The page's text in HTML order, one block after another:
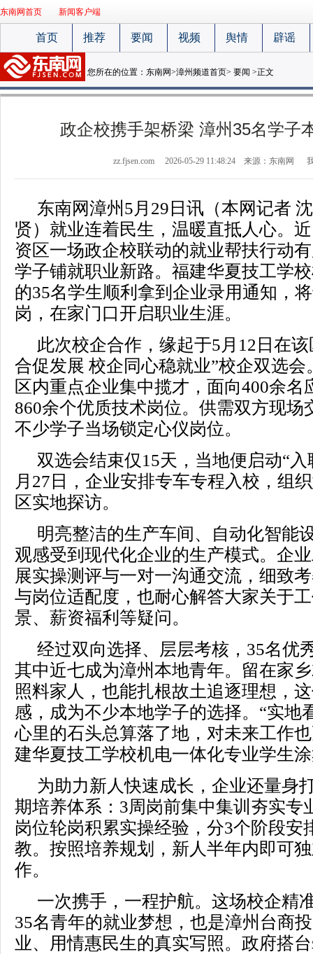
东南网首页 新闻客户端
首页 推荐 要闻 视频 舆情 辟谣
您所在的位置： 东南网>漳州频道首页> 要闻 >正文
政企校携手架桥梁 漳州35名学子
zz.fjsen.com 2026-05-29 11:48:24 来源：东南网
东南网漳州5月29日讯（本网记者
贤）就业连着民生，温暖直抵人心。
资区一场政企校联动的就业帮扶行动
学子铺就职业新路。福建华夏技工学
的35名学生顺利拿到企业录用通知，
岗，在家门口开启职业生涯。
此次校企合作，缘起于5月12日在
合促发展 校企同心稳就业”校企双选会
区内重点企业集中揽才，面向400余名
860余个优质技术岗位。供需双方现场
不少学子当场锁定心仪岗位。
双选会结束仅15天，当地便启动“
月27日，企业安排专车专程入校，组
区实地探访。
明亮整洁的生产车间、自动化智能
观感受到现代化企业的生产模式。企
展实操测评与一对一沟通交流，细致
与岗位适配度，也耐心解答大家关于
景、薪资福利等疑问。
经过双向选择、层层考核，35名优
其中近七成为漳州本地青年。留在家
照料家人，也能扎根故土追逐理想，
感，成为不少本地学子的选择。“实地
心里的石头总算落了地，对未来工作
建华夏技工学校机电一体化专业学生
为助力新人快速成长，企业还量身
期培养体系：3周岗前集中集训夯实专
岗位轮岗积累实操经验，分3个阶段安
教。按照培养规划，新人半年内即可
作。
一次携手，一程护航。这场校企精
35名青年的就业梦想，也是漳州台商
业、用情惠民生的真实写照。政府搭